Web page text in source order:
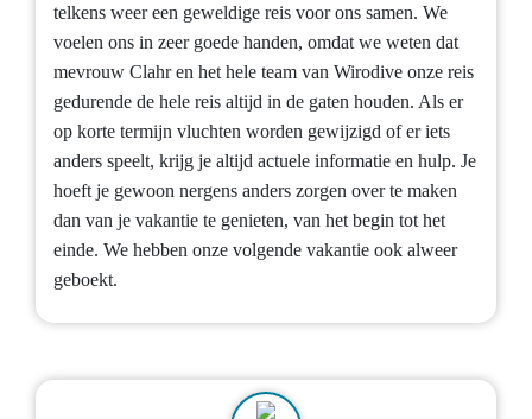
telkens weer een geweldige reis voor ons samen. We
voelen ons in zeer goede handen, omdat we weten dat
mevrouw Clahr en het hele team van Wirodive onze reis
gedurende de hele reis altijd in de gaten houden. Als er
op korte termijn vluchten worden gewijzigd of er iets
anders speelt, krijg je altijd actuele informatie en hulp. Je
hoeft je gewoon nergens anders zorgen over te maken
dan van je vakantie te genieten, van het begin tot het
einde. We hebben onze volgende vakantie ook alweer
geboekt.